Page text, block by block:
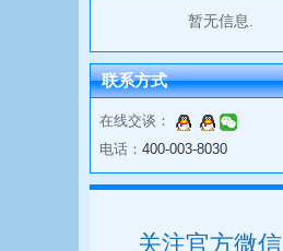
暂无信息.
联系方式
在线交谈：
电话： 400-003-8030
关注官方微信